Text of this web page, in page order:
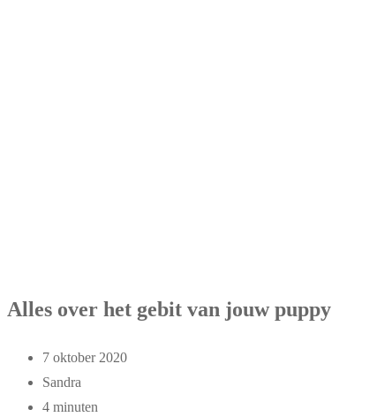
Alles over het gebit van jouw puppy
7 oktober 2020
Sandra
4 minuten